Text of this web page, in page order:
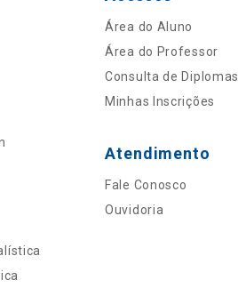
Área do Aluno
Área do Professor
Consulta de Diplomas
Minhas Inscrições
Atendimento
Fale Conosco
Ouvidoria